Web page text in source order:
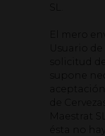
El mero
Usuario
solicitud
supone
de
Maestrat
ésta no